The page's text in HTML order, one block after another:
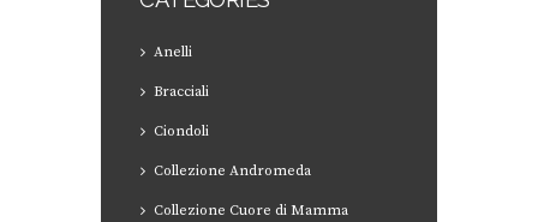
Anelli
Bracciali
Ciondoli
Collezione Andromeda
Collezione Cuore di Mamma